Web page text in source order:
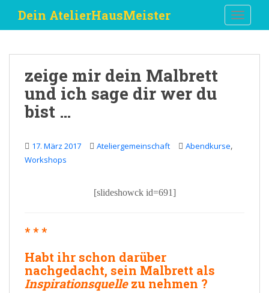
i
Dein AtelierHausMeister
zeige mir dein Malbrett
und ich sage dir wer du
bist …
17. März 2017 Ateliergemeinschaft Abendkurse,
Workshops
[slideshowck id=691]
* * *
Habt ihr schon darüber
nachgedacht, sein Malbrett als
Inspirationsquellezu nehmen ?